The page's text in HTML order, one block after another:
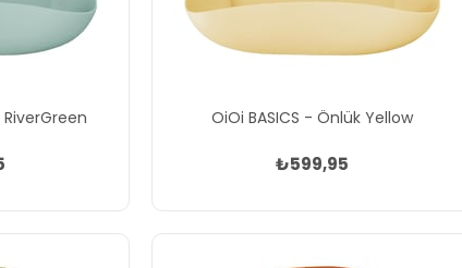
OiOi BASICS - Önlük Yellow
₺599,95